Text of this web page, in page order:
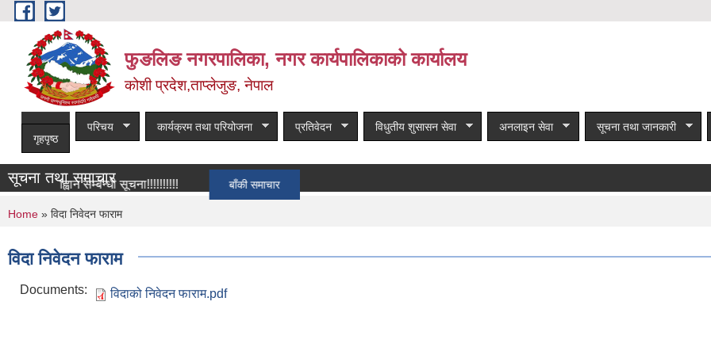
Skip to main content
फुङलिङ नगरपालिका, नगर कार्यपालिकाको कार्यालय
कोशी प्रदेश,ताप्लेजुङ, नेपाल
गृहपृष्ठ
परिचय कार्यक्रम तथा परियोजना प्रतिवेदन विधुतीय शुसासन सेवा अनलाइन सेवा सूचना तथा जानकारी
सूचना तथा समाचार
आह्वान सम्बन्धी सूचना!!!!!!!!!! बाँकी समाचार
You are here
Home » विदा निवेदन फाराम
विदा निवेदन फाराम
Documents: विदाको निवेदन फाराम.pdf